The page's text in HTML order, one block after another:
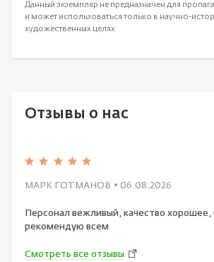
Данный экземпляр не предназначен для
и может использоваться только в научно-
художественных целях
Отзывы о нас
МАРК ГОТМАНОВ • 06.08.2026
Персонал вежливый, качество хорошее,
рекомендую всем
Смотреть все отзывы